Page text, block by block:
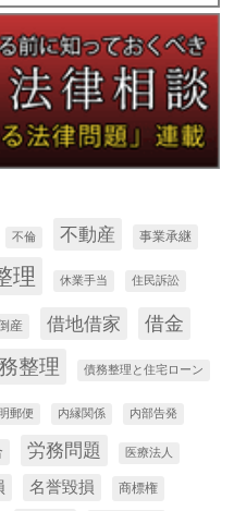
不倫 不動産 事業承継
理 休業手当 住民訴訟
産 借地借家 借金
整理 債務整理と住宅ローン
郵便 内縁関係 内部告発
労務問題 医療法人
名誉毀損 商標権